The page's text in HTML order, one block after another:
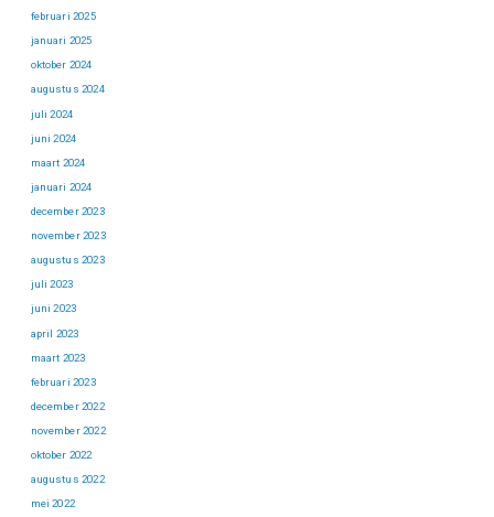
februari 2025
januari 2025
oktober 2024
augustus 2024
juli 2024
juni 2024
maart 2024
januari 2024
december 2023
november 2023
augustus 2023
juli 2023
juni 2023
april 2023
maart 2023
februari 2023
december 2022
november 2022
oktober 2022
augustus 2022
mei 2022